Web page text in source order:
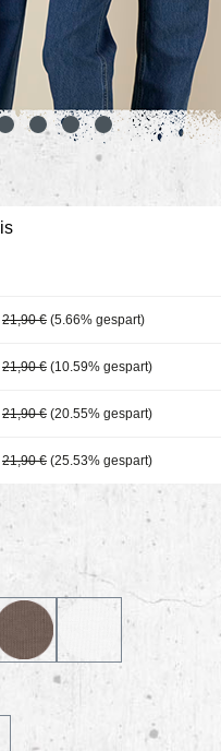
21,90 € (5.66% gespart)
21,90 € (10.59% gespart)
21,90 € (20.55% gespart)
21,90 € (25.53% gespart)
navy_727
moccha_135white_001